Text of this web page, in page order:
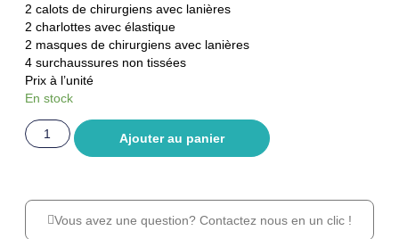
2 calots de chirurgiens avec lanières
2 charlottes avec élastique
2 masques de chirurgiens avec lanières
4 surchaussures non tissées
Prix à l’unité
En stock
Ajouter au panier
Vous avez une question? Contactez nous en un clic !